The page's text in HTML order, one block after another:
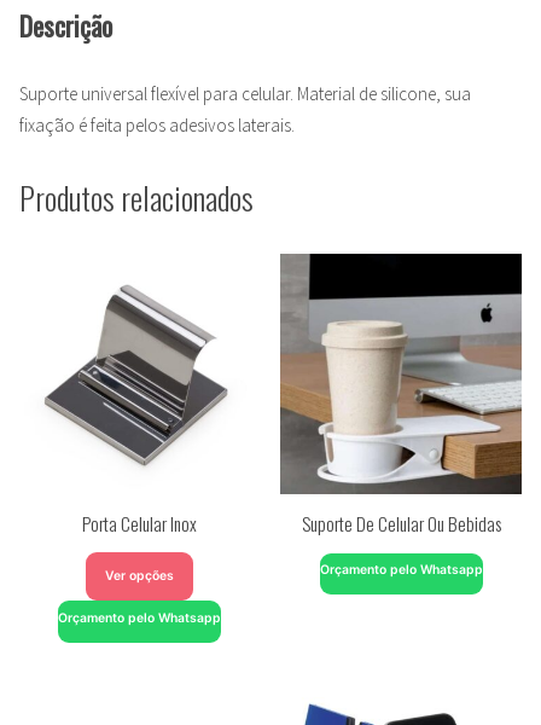
Descrição
Suporte universal flexível para celular. Material de silicone, sua
fixação é feita pelos adesivos laterais.
Produtos relacionados
Porta Celular Inox
Ver opções
Orçamento pelo Whatsapp
Suporte De Celular Ou Bebidas
Orçamento pelo Whatsapp